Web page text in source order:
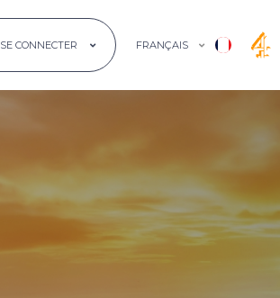
SE CONNECTER FRANÇAIS